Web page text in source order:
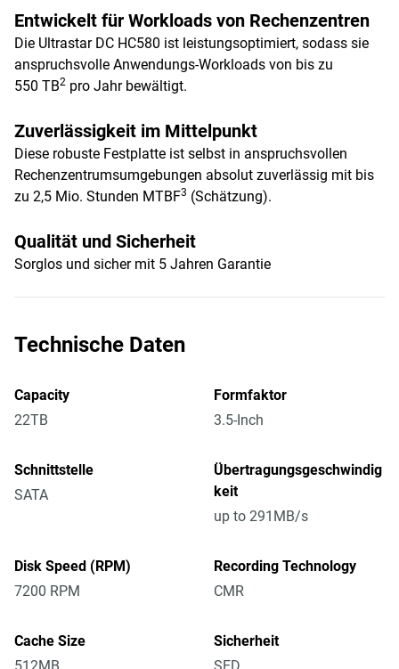
Entwickelt für Workloads von Rechenzentren
Die Ultrastar DC HC580 ist leistungsoptimiert, sodass sie
anspruchsvolle Anwendungs-Workloads von bis zu
550 TB2 pro Jahr bewältigt.
Zuverlässigkeit im Mittelpunkt
Diese robuste Festplatte ist selbst in anspruchsvollen
Rechenzentrumsumgebungen absolut zuverlässig mit bis
zu 2,5 Mio. Stunden MTBF3 (Schätzung).
Qualität und Sicherheit
Sorglos und sicher mit 5 Jahren Garantie
Technische Daten
Capacity
22TB
Formfaktor
3.5-Inch
Schnittstelle
SATA
Übertragungsgeschwindig
keit
up to 291MB/s
Disk Speed (RPM)
7200 RPM
Recording Technology
CMR
Cache Size
Sicherheit